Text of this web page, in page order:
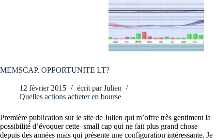
MEMSCAP, OPPORTUNITE LT?
12 février 2015 écrit par Julien
Quelles actions acheter en bourse
Première publication sur le site de Julien qui m’offre très gentiment la
possibilité d’évoquer cette small cap qui ne fait plus grand chose
depuis des années mais qui présente une configuration intéressante. Je